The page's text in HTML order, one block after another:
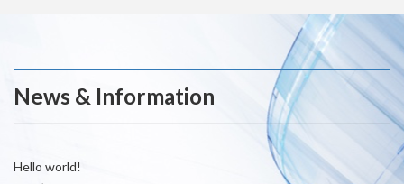
News & Information
Hello world!